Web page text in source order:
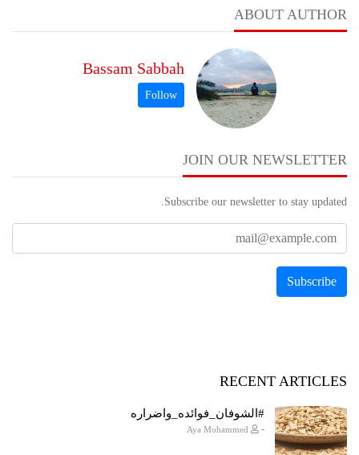
ABOUT AUTHOR
Bassam Sabbah
JOIN OUR NEWSLETTER
Subscribe our newsletter to stay updated.
RECENT ARTICLES
#الشوفان_فوائده_واضراره
-